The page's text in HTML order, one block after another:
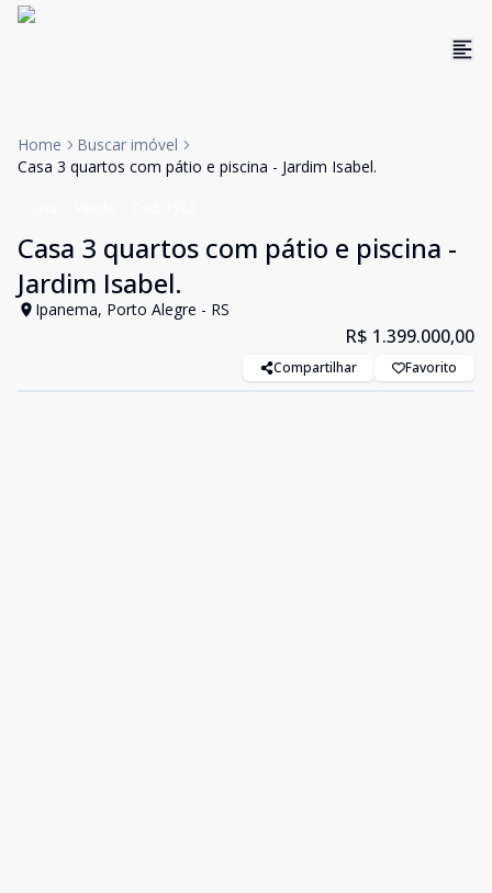
Home
Buscar imóvel
Casa 3 quartos com pátio e piscina - Jardim Isabel.
Casa 3 quartos com pátio e piscina -
Jardim Isabel.
Ipanema, Porto Alegre - RS
R$ 1.399.000,00
Compartilhar Favorito